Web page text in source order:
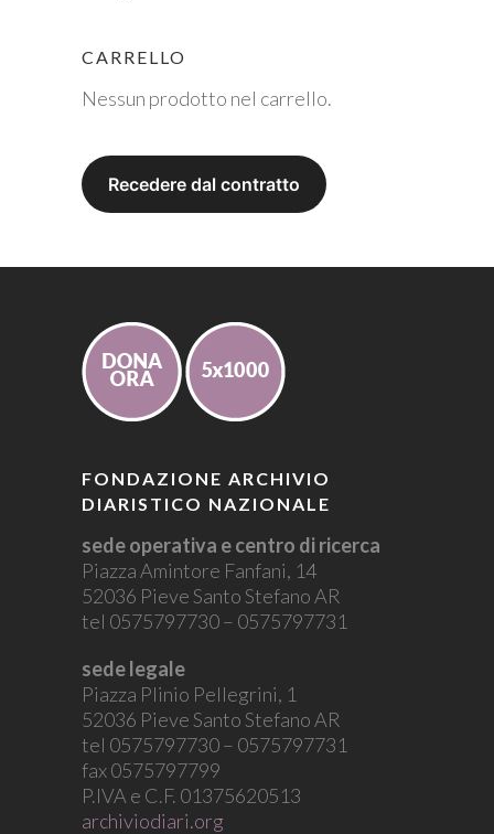
CARRELLO
Nessun prodotto nel carrello.
FONDAZIONE ARCHIVIO
DIARISTICO NAZIONALE
sede operativa e centro di ricerca
Piazza Amintore Fanfani, 14
52036 Pieve Santo Stefano AR
tel 0575797730 – 0575797731
sede legale
Piazza Plinio Pellegrini, 1
52036 Pieve Santo Stefano AR
tel 0575797730 – 0575797731
fax 0575797799
P.IVA e C.F. 01375620513
archiviodiari.org